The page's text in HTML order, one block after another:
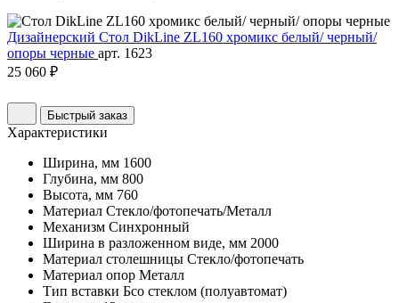
Дизайнерский Стол DikLine ZL160 хромикс белый/ черный/
опоры черные арт. 1623
25 060 ₽
Быстрый заказ
Характеристики
Ширина, мм 1600
Глубина, мм 800
Высота, мм 760
Материал Стекло/фотопечать/Металл
Механизм Синхронный
Ширина в разложенном виде, мм 2000
Материал столешницы Стекло/фотопечать
Материал опор Металл
Тип вставки Бсо стеклом (полуавтомат)